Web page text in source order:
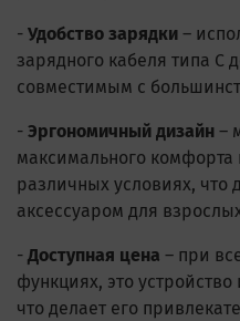
- Удобство зарядки –
зарядного кабеля типа C
совместимым с
- Эргономичный дизайн –
максимального комфорта
различных условиях, что
аксессуаром для
- Доступная цена – при
функциях, это
что делает его